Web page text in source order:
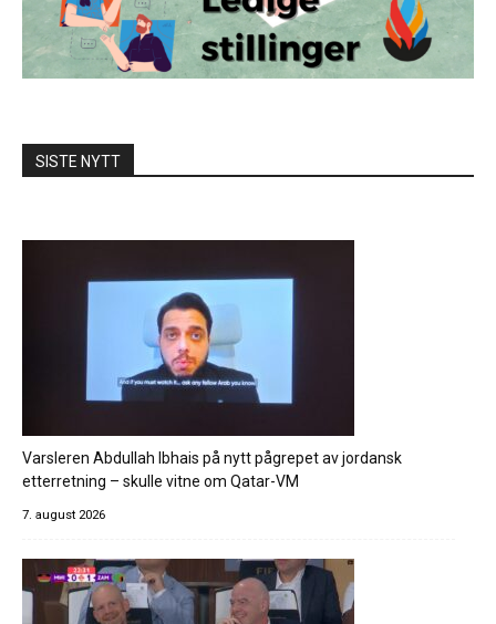
SISTE NYTT
Varsleren Abdullah Ibhais på nytt pågrepet av jordansk
etterretning – skulle vitne om Qatar-VM
7. august 2026